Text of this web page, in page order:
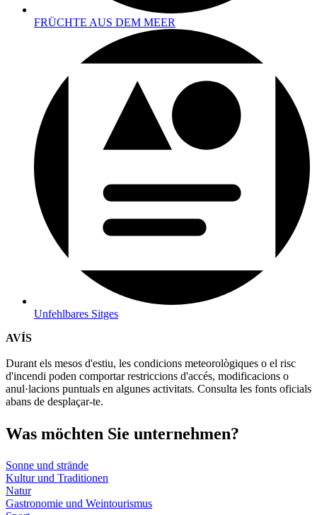
FRÜCHTE AUS DEM MEER
Unfehlbares Sitges
AVÍS
Durant els mesos d'estiu, les condicions meteorològiques o el risc
d'incendi poden comportar restriccions d'accés, modificacions o
anul·lacions puntuals en algunes activitats. Consulta les fonts oficials
abans de desplaçar-te.
Was möchten Sie unternehmen?
Sonne und strände
Kultur und Traditionen
Natur
Gastronomie und Weintourismus